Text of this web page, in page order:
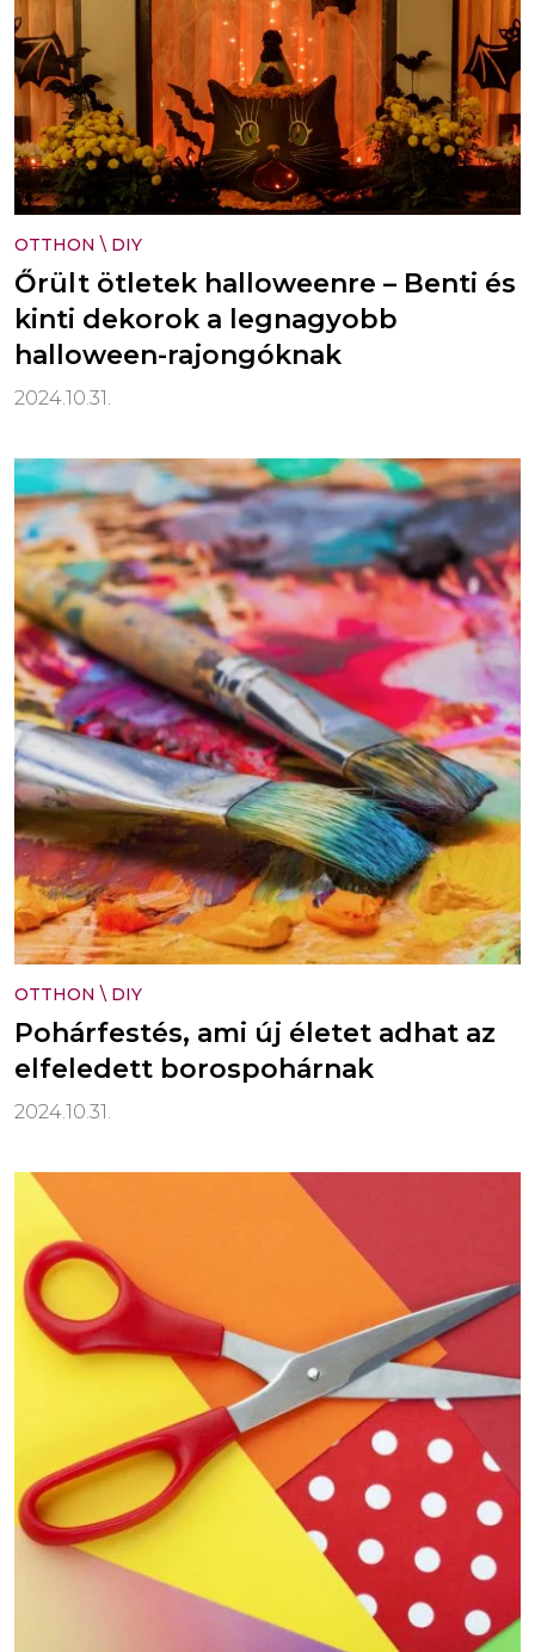
OTTHON \ DIY
Őrült ötletek halloweenre – Benti és
kinti dekorok a legnagyobb
halloween-rajongóknak
2024.10.31.
OTTHON \ DIY
Pohárfestés, ami új életet adhat az
elfeledett borospohárnak
2024.10.31.